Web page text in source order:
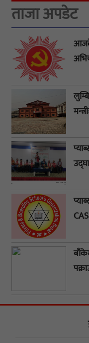
ताजा अपडेट